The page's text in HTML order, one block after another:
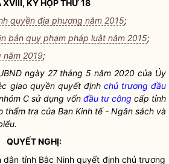
XVIII, KỲ HỌP THỨ 18
quyền địa phương năm 2015;
bản quy phạm pháp luật năm 2015;
năm 2019;
ngày 27 tháng 5 năm 2020 của Ủy
giao quyền quyết định chủ trương đầu
C sử dụng vốn đầu tư công cấp tỉnh
thẩm tra của Ban Kinh tế - Ngân sách và
QUYẾT NGHỊ:
dân tỉnh Bắc Ninh quyết định chủ trương